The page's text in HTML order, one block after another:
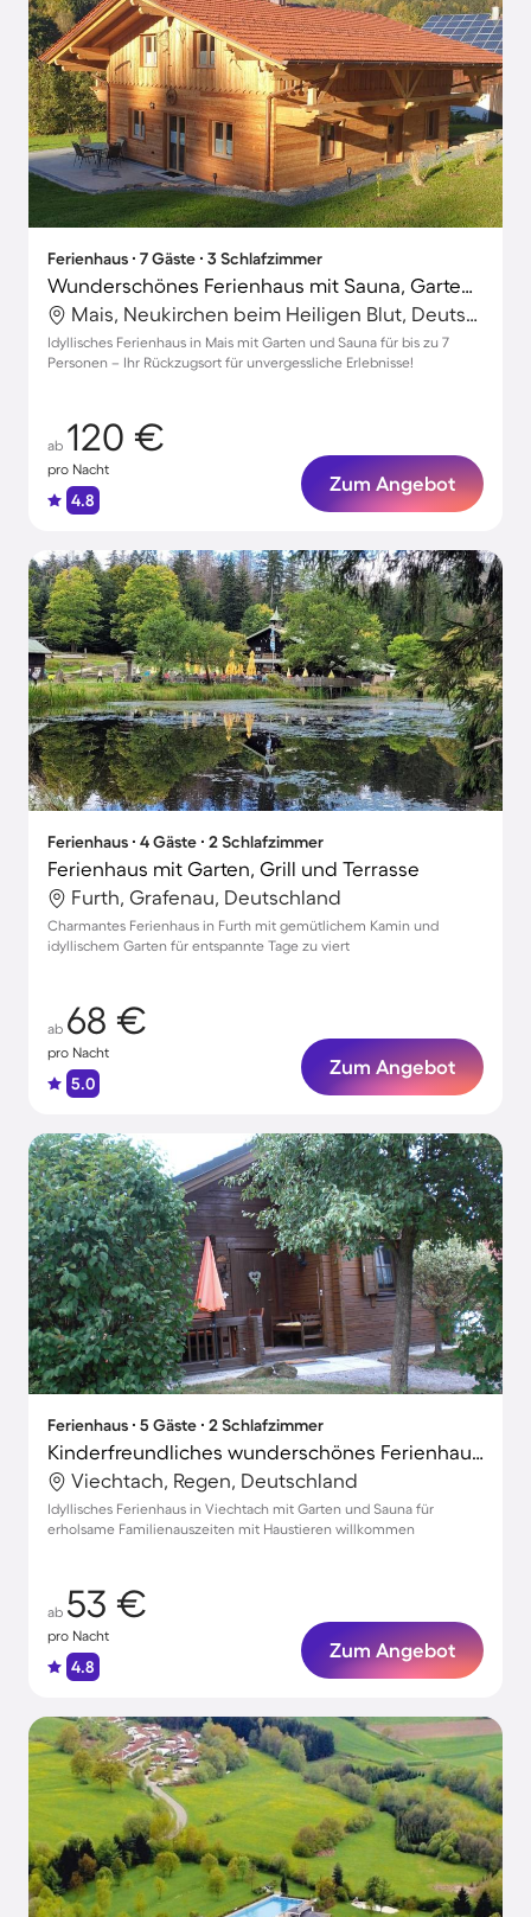
Ferienhaus ∙ 7 Gäste ∙ 3 Schlafzimmer
Wunderschönes Ferienhaus mit Sauna, Garten und Terrasse | Hunde erlaubt
Mais, Neukirchen beim Heiligen Blut, Deutschland
Idyllisches Ferienhaus in Mais mit Garten und Sauna für bis zu 7
Personen – Ihr Rückzugsort für unvergessliche Erlebnisse!
ab 120 €
pro Nacht
4.8
Zum Angebot
Ferienhaus ∙ 4 Gäste ∙ 2 Schlafzimmer
Ferienhaus mit Garten, Grill und Terrasse
Furth, Grafenau, Deutschland
Charmantes Ferienhaus in Furth mit gemütlichem Kamin und
idyllischem Garten für entspannte Tage zu viert
ab 68 €
pro Nacht
5.0
Zum Angebot
Ferienhaus ∙ 5 Gäste ∙ 2 Schlafzimmer
Kinderfreundliches wunderschönes Ferienhaus mit Sauna, Garten und Grill | Naturblick | Haustiere sind willkommen
Viechtach, Regen, Deutschland
Idyllisches Ferienhaus in Viechtach mit Garten und Sauna für
erholsame Familienauszeiten mit Haustieren willkommen
ab 53 €
pro Nacht
4.8
Zum Angebot